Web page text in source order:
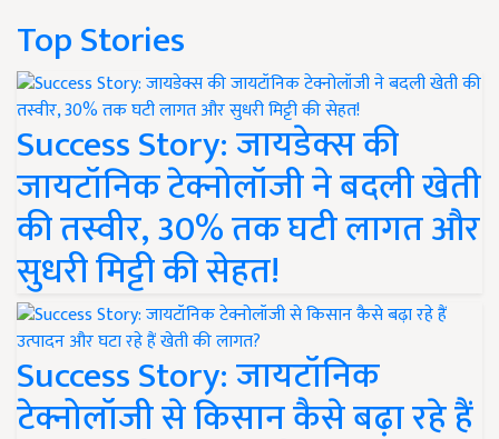
Top Stories
Success Story: जायडेक्स की
जायटॉनिक टेक्नोलॉजी ने बदली खेती
की तस्वीर, 30% तक घटी लागत और
सुधरी मिट्टी की सेहत!
Success Story: जायटॉनिक
टेक्नोलॉजी से किसान कैसे बढ़ा रहे हैं